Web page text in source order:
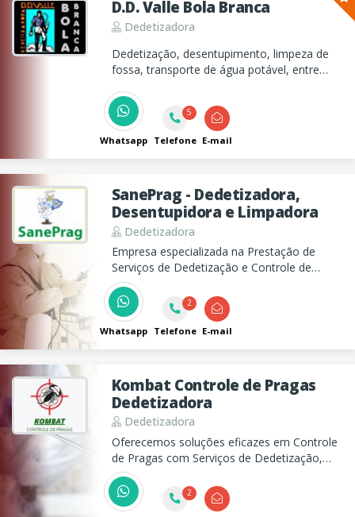
D.D. Valle Bola Branca
Dedetizadora
Dedetização, desentupimento, limpeza de
fossa, transporte de água potável, entre
Whatsapp
5
Telefone E-mail
SanePrag - Dedetizadora,
Desentupidora e Limpadora
Dedetizadora
Empresa especializada na Prestação de
Serviços de Dedetização e Controle de
Pragas
Whatsapp
2
Telefone E-mail
Kombat Controle de Pragas
Dedetizadora
Dedetizadora
Oferecemos soluções eficazes em Controle
de Pragas com Serviços de Dedetização,
Desratização e Desentupimento, garantindo
a segurança e saúde do seu ambiente.
Confie na nossa experiência de mais de 10
2